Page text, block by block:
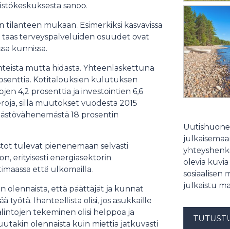
sanoo.
mukaan. Esimerkiksi kasvavissa
terveyspalveluiden osuudet ovat
kunnissa.
mutta hidasta. Yhteenlaskettuna
Kotitalouksien kulutuksen
4,2 prosenttia ja investointien 6,6
sillä muutokset vuodesta 2015
18 prosentin
tulevat pienenemään selvästi
erityisesti energiasektorin
että ulkomailla.
olennaista, että päättäjät ja kunnat
työtä. Ihanteellista olisi, jos asukkaille
tekeminen olisi helppoa ja
olennaista kuin miettiä jatkuvasti
olevia
sosiaalisen
julkaistu